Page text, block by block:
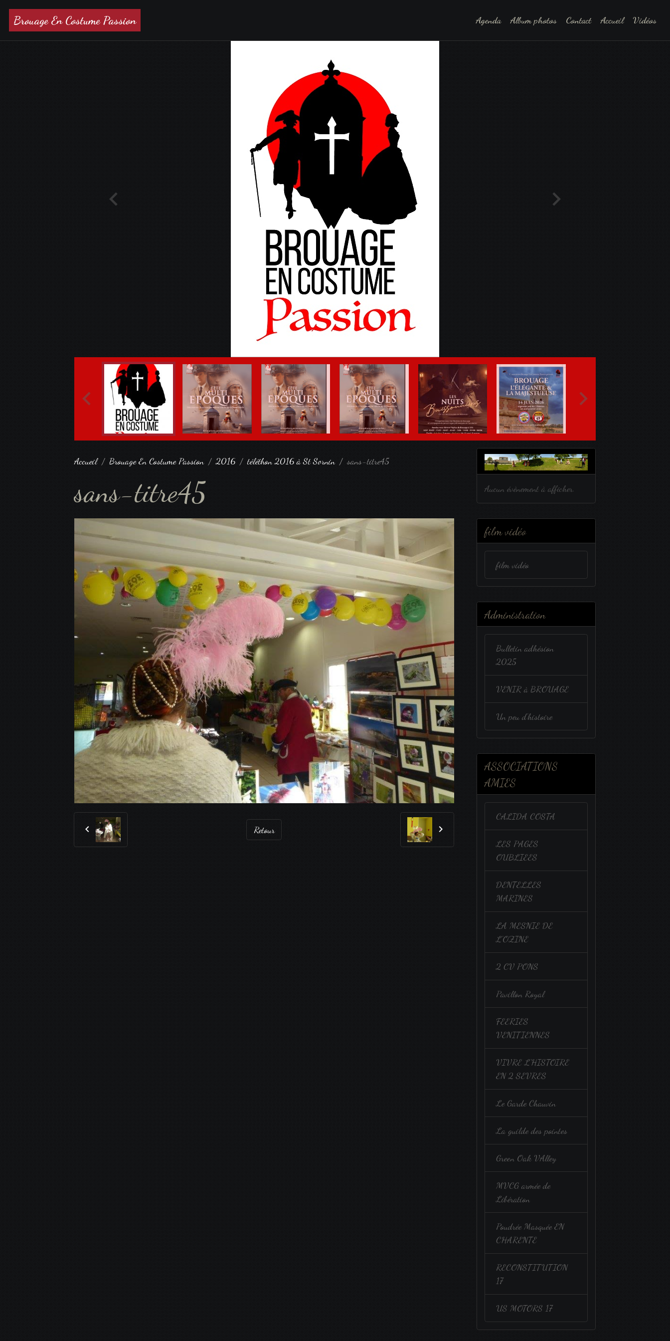
Brouage En Costume Passion Agenda Album photos Contact Accueil Vidéos
Accueil Brouage En Costume Passion 2016 téléthon 2016 à St Sornin sans-titre45
sans-titre45
Retour
Aucun évènement à afficher.
film vidéo
film vidéo
Administration
Bulletin adhésion
2025
VENIR à BROUAGE
Un peu d'histoire
ASSOCIATIONS
AMIES
CALIDA COSTA
LES PAGES
OUBLIEES
DENTELLES
MARINES
LA MESNIE DE
L'OZINE
2 CV PONS
Pavillon Royal
FEERIES
VENITIENNES
VIVRE L'HISTOIRE
EN 2 SEVRES
Le Garde Chauvin
La guilde des pointes
Green Oak VAlley
MVCG armée de
Libération
Poudrée Masquée EN
CHARENTE
RECONSTITUTION
17
US MOTORS 17